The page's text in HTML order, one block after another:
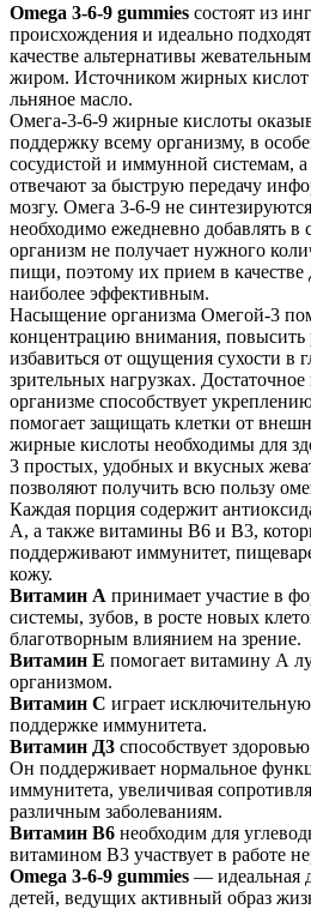
Gummies
60
ct
Omega 3-6-9 gummies состоят из
происхождения и идеально
качестве альтернативы
жиром. Источником жирных кислот
льняное масло.
Омега-3-6-9 жирные кислоты
поддержку всему организму, в
сосудистой и иммунной системам,
отвечают за быструю передачу
мозгу. Омега 3-6-9 не
необходимо ежедневно добавлять в
организм не получает нужного
пищи, поэтому их прием в качестве
наиболее эффективным.
Насыщение организма Омегой-3
концентрацию внимания, повысить
избавиться от ощущения сухости в
зрительных нагрузках.
организме способствует
помогает защищать клетки от
жирные кислоты необходимы для
3 простых, удобных и вкусных
позволяют получить всю пользу
Каждая порция содержит
A, а также витамины B6 и B3,
поддерживают иммунитет,
кожу.
Витамин A принимает участие в
системы, зубов, в росте новых
благотворным влиянием на зрение.
Витамин Е помогает витамину А
организмом.
Витамин С играет
поддержке иммунитета.
Витамин Д3 способствует
Он поддерживает нормальное
иммунитета, увеличивая
различным заболеваниям.
Витамин В6 необходим для
витамином В3 участвует в работе
Omega 3-6-9 gummies — идеальная
детей, ведущих активный образ